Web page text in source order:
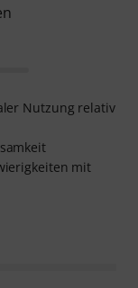
Nutzung relativ
mit